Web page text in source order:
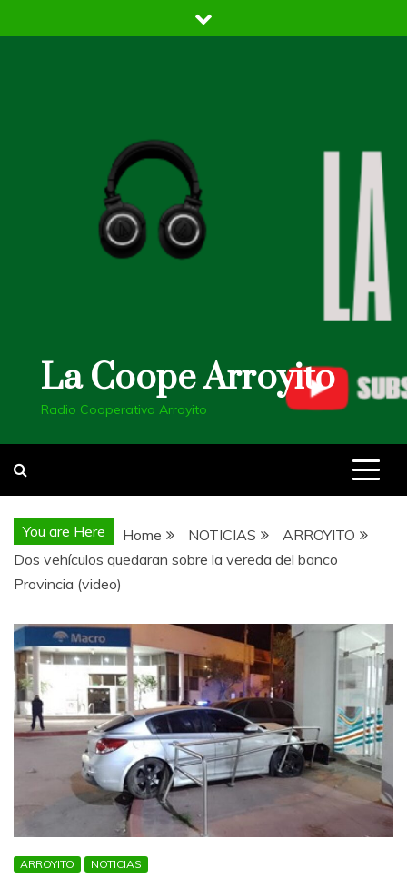
to
La Coope Arroyito
Radio Cooperativa Arroyito
You are Here Home NOTICIAS
ARROYITO
Dos vehículos quedaran sobre la vereda del banco
Provincia (video)
ARROYITO NOTICIAS